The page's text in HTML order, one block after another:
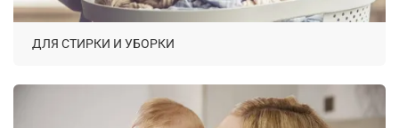
ДЛЯ СТИРКИ И УБОРКИ